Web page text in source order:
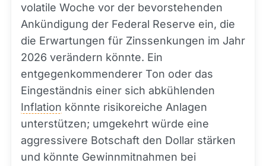
volatile Woche vor der bevorstehenden
Ankündigung der Federal Reserve ein, die
die Erwartungen für Zinssenkungen im Jahr
2026 verändern könnte. Ein
entgegenkommenderer Ton oder das
Eingeständnis einer sich abkühlenden
Inflation könnte risikoreiche Anlagen
unterstützen; umgekehrt würde eine
aggressivere Botschaft den Dollar stärken
und könnte Gewinnmitnahmen bei